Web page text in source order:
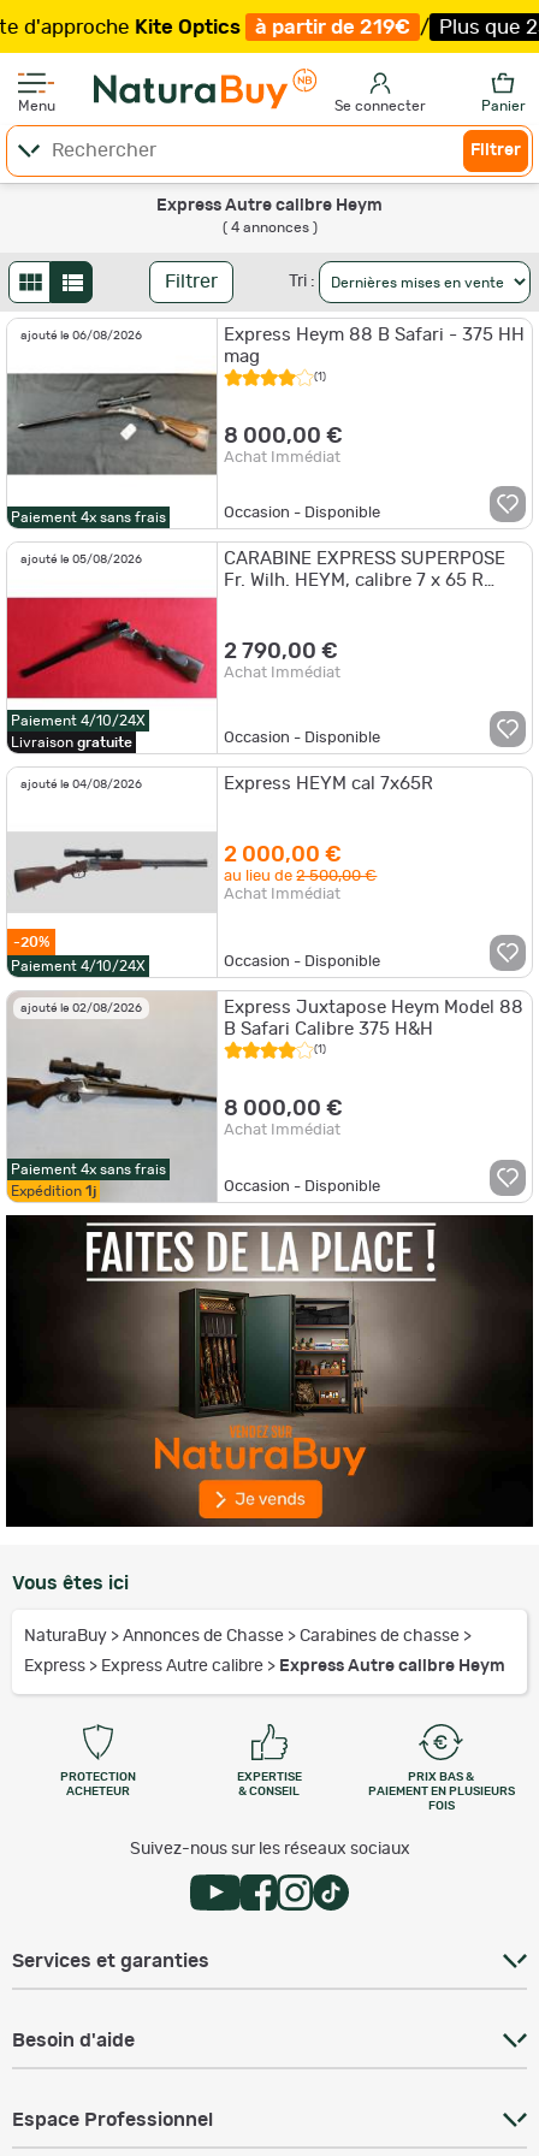
Kite Optics à partir de 219€ / Plus que 23
Menu Se connecter Panier
Filtrer
Express Autre calibre Heym
( 4 annonces )
Filtrer Tri :
ajouté le 06/08/2026
Paiement 4x sans frais
Express Heym 88 B Safari - 375 HH
mag
(1)
8 000,00 €
Achat Immédiat
Occasion - Disponible
ajouté le 05/08/2026
Paiement 4/10/24X
Livraison gratuite
CARABINE EXPRESS SUPERPOSE
Fr. Wilh. HEYM, calibre 7 x 65 R
2 790,00 €
Achat Immédiat
Occasion - Disponible
ajouté le 04/08/2026
-20%
Paiement 4/10/24X
Express HEYM cal 7x65R
2 000,00 €
au lieu de2 500,00 €
Achat Immédiat
Occasion - Disponible
ajouté le 02/08/2026
Paiement 4x sans frais
Expédition 1j
Express Juxtapose Heym Model 88
B Safari Calibre 375 H&H
(1)
8 000,00 €
Achat Immédiat
Occasion - Disponible
Vous êtes ici
NaturaBuy > Annonces de Chasse > Carabines de chasse >
Express > Express Autre calibre > Express Autre calibre Heym
PROTECTION
ACHETEUR
EXPERTISE
& CONSEIL
PRIX BAS &
PAIEMENT EN PLUSIEURS
FOIS
Suivez-nous sur les réseaux sociaux
Services et garanties
Besoin d'aide
Espace Professionnel